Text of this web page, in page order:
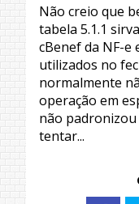
Não creio que
tabela 5.1.1
cBenef da NF-e
utilizados no
normalmente
operação em
não
tentar...